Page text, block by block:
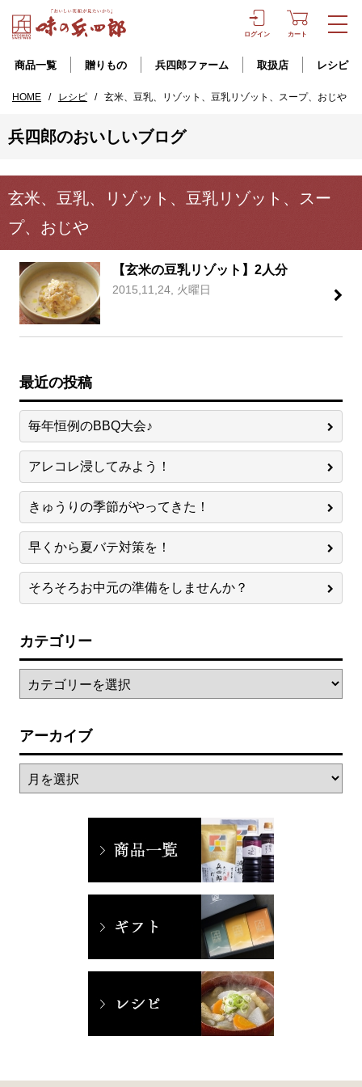
ログイン カート
商品一覧 贈りもの 兵四郎ファーム 取扱店 レシピ
HOME / レシピ / 玄米、豆乳、リゾット、豆乳リゾット、スープ、おじや
兵四郎のおいしいブログ
玄米、豆乳、リゾット、豆乳リゾット、スー
プ、おじや
【玄米の豆乳リゾット】2人分
2015,11,24, 火曜日
最近の投稿
毎年恒例のBBQ大会♪
アレコレ浸してみよう！
きゅうりの季節がやってきた！
早くから夏バテ対策を！
そろそろお中元の準備をしませんか？
カテゴリー
アーカイブ